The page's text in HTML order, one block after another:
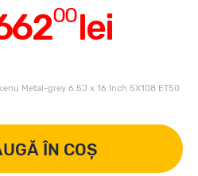
00lei
Metal-grey 6.5J x 16 Inch 5X108 ET50
ÎN COȘ